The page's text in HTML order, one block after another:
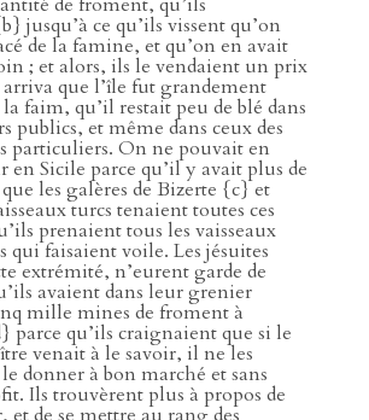
jusqu’à ce qu’ils vissent qu’on
de la famine, et qu’on en avait
; et alors, ils le vendaient un prix
arriva que l’île fut grandement
la faim, qu’il restait peu de blé dans
publics, et même dans ceux des
particuliers. On ne pouvait en
en Sicile parce qu’il y avait plus de
les galères de Bizerte {c} et
turcs tenaient toutes ces
prenaient tous les vaisseaux
qui faisaient voile. Les jésuites
extrémité, n’eurent garde de
avaient dans leur grenier
mille mines de froment à
parce qu’ils craignaient que si le
venait à le savoir, il ne les
donner à bon marché et sans
Ils trouvèrent plus à propos de